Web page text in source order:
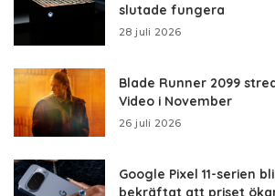
slutade fungera
28 juli 2026
Blade Runner 2099
Video i November
26 juli 2026
Google Pixel 11-serien
bekräftat att priset